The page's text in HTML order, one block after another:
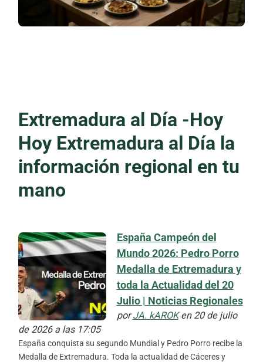
Extremadura al Día -Hoy
Hoy Extremadura al Día la
información regional en tu
mano
España Campeón del
Mundo 2026: Pedro Porro
Medalla de Extremadura y
toda la Actualidad del 20
Julio | Noticias Regionales
porJA. kAROKen 20 de julio
de 2026 a las 17:05
España conquista su segundo Mundial y Pedro Porro recibe la
Medalla de Extremadura. Toda la actualidad de Cáceres y